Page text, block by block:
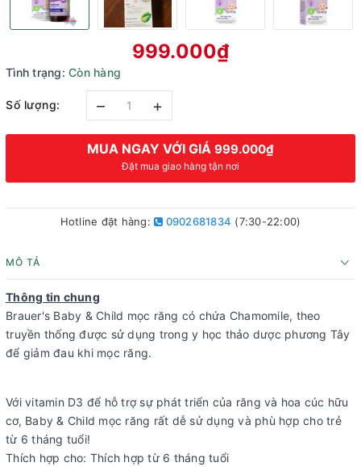
999.000₫
Tình trạng: Còn hàng
Số lượng: – +
MUA NGAY VỚI GIÁ 999.000₫
Đặt mua giao hàng tận nơi
Hotline đặt hàng: 0902681834 (7:30-22:00)
MÔ TẢ
Thông tin chung
Brauer's Baby & Child mọc răng có chứa Chamomile, theo
truyền thống được sử dụng trong y học thảo dược phương Tây
để giảm đau khi mọc răng.
Với vitamin D3 để hỗ trợ sự phát triển của răng và hoa cúc hữu
cơ, Baby & Child mọc răng rất dễ sử dụng và phù hợp cho trẻ
từ 6 tháng tuổi!
Thích hợp cho: Thích hợp từ 6 tháng tuổi